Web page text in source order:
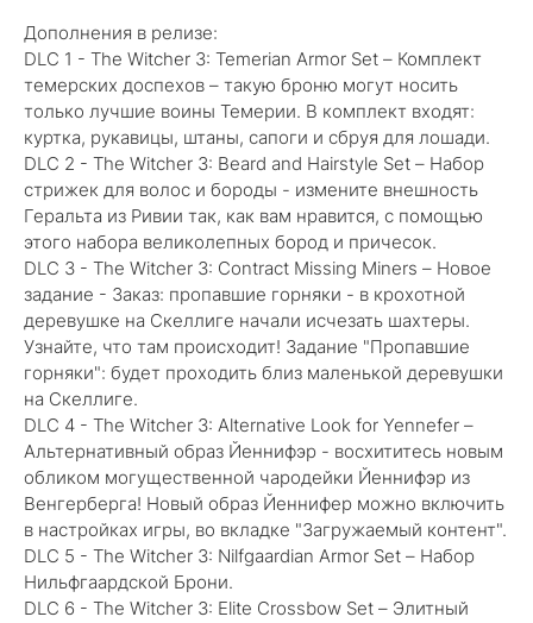
Дополнения в релизе:
DLC 1 - The Witcher 3: Temerian Armor Set – Комплект
темерских доспехов – такую броню могут носить
только лучшие воины Темерии. В комплект входят:
куртка, рукавицы, штаны, сапоги и сбруя для лошади.
DLC 2 - The Witcher 3: Beard and Hairstyle Set – Набор
стрижек для волос и бороды - измените внешность
Геральта из Ривии так, как вам нравится, с помощью
этого набора великолепных бород и причесок.
DLC 3 - The Witcher 3: Contract Missing Miners – Новое
задание - Заказ: пропавшие горняки - в крохотной
деревушке на Скеллиге начали исчезать шахтеры.
Узнайте, что там происходит! Задание "Пропавшие
горняки": будет проходить близ маленькой деревушки
на Скеллиге.
DLC 4 - The Witcher 3: Alternative Look for Yennefer –
Альтернативный образ Йеннифэр - восхититесь новым
обликом могущественной чародейки Йеннифэр из
Венгерберга! Новый образ Йеннифер можно включить
в настройках игры, во вкладке "Загружаемый контент".
DLC 5 - The Witcher 3: Nilfgaardian Armor Set – Набор
Нильфгаардской Брони.
DLC 6 - The Witcher 3: Elite Crossbow Set – Элитный